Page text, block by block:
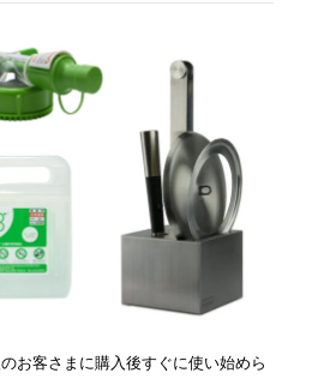
お客さまに購入後すぐに使い始めら